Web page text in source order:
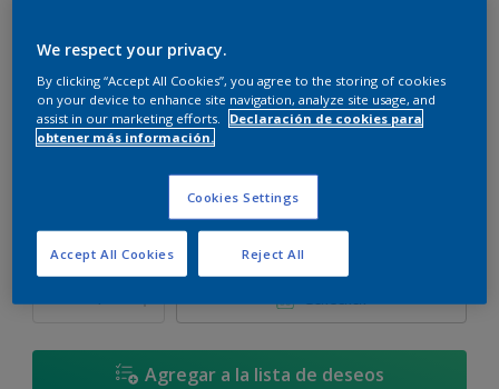
Cambiar de color
Cantidad Calculadora de pintura
Calcular
Agregar a la lista de deseos
We respect your privacy.
By clicking “Accept All Cookies”, you agree to the storing of cookies
on your device to enhance site navigation, analyze site usage, and
assist in our marketing efforts.
Declaración de cookies para
obtener más información.
Cookies Settings
Reject All
Accept All Cookies